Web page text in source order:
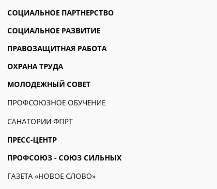
СОЦИАЛЬНОЕ ПАРТНЕРСТВО
СОЦИАЛЬНОЕ РАЗВИТИЕ
ПРАВОЗАЩИТНАЯ РАБОТА
ОХРАНА ТРУДА
МОЛОДЕЖНЫЙ СОВЕТ
ПРОФСОЮЗНОЕ ОБУЧЕНИЕ
САНАТОРИИ ФПРТ
ПРЕСС-ЦЕНТР
ПРОФСОЮЗ - СОЮЗ СИЛЬНЫХ
ГАЗЕТА «НОВОЕ СЛОВО»